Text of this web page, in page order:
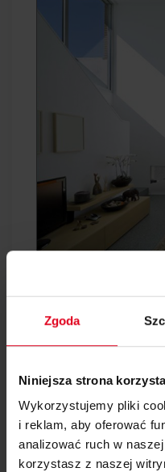
Zgoda
Niniejsza strona
Wykorzystujemy pliki
i reklam, aby oferować
analizować ruch w
korzystasz z naszej
Oczyszczanie
mechaniczna z